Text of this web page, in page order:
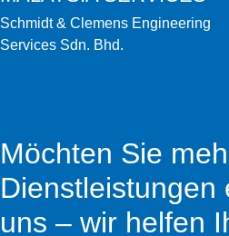
Schmidt & Clemens Engineering
Services Sdn. Bhd.
Möchten Sie
Dienstleistungen
uns – wir helfen